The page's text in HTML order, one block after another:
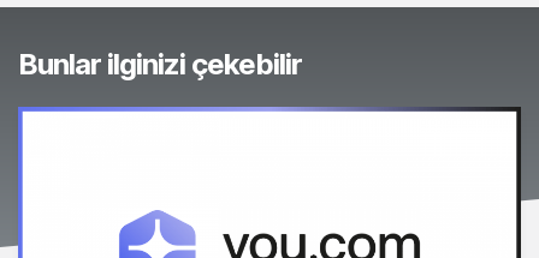
Bunlar ilginizi çekebilir